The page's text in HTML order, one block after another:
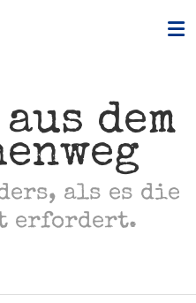
dem
als es die
erfordert.